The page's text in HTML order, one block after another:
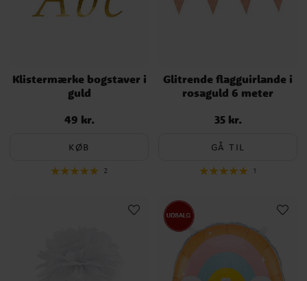
Klistermærke bogstaver i
guld
Pris: 49 kr.
49 kr.
KØB
2
Glitrende flagguirlande i
rosaguld 6 meter
Pris: 35 kr.
35 kr.
GÅ TIL
1